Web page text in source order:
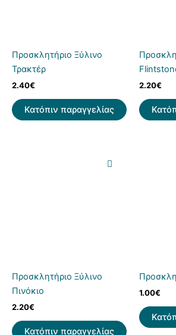
Προσκλητήριο Ξύλινο
Τρακτέρ
2.40€
Κατόπιν παραγγελίας
2.20€
Προσκλητήριο Ξύλινο
Πινόκιο
2.20€
Κατόπιν παραγγελίας
1.00€